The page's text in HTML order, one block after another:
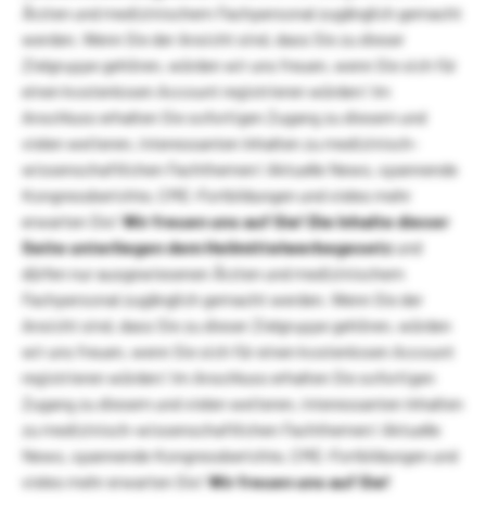
Ärzten und medizinischem Fachpersonal zugänglich gemacht
werden. Wenn Sie der Ansicht sind, dass Sie zu dieser
Zielgruppe gehören, würden wir uns freuen, wenn Sie sich für
einen kostenlosen Account registrieren würden! Im
Anschluss erhalten Sie sofortigen Zugang zu diesem und
vielen weiteren, interessanten Inhalten zu medizinisch-
wissenschaftlichen Fachthemen! Aktuelle News, spannende
Kongressberichte, CME-Fortbildungen und vieles mehr
erwarten Sie!Wir freuen uns auf Sie!Die Inhalte dieser
Seite unterliegen dem Heilmittelwerbegesetzund
dürfen nur ausgewiesenen Ärzten und medizinischem
Fachpersonal zugänglich gemacht werden. Wenn Sie der
Ansicht sind, dass Sie zu dieser Zielgruppe gehören, würden
wir uns freuen, wenn Sie sich für einen kostenlosen Account
registrieren würden! Im Anschluss erhalten Sie sofortigen
Zugang zu diesem und vielen weiteren, interessanten Inhalten
zu medizinisch-wissenschaftlichen Fachthemen! Aktuelle
News, spannende Kongressberichte, CME-Fortbildungen und
vieles mehr erwarten Sie!Wir freuen uns auf Sie!